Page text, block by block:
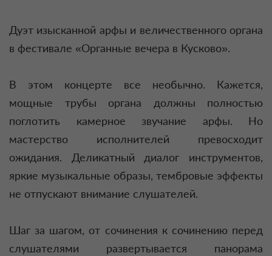
Дуэт изысканной арфы и величественного органа
в фестивале «Органные вечера в Кусково».
В этом концерте все необычно. Кажется,
мощные трубы органа должны полностью
поглотить камерное звучание арфы. Но
мастерство исполнителей превосходит
ожидания. Деликатный диалог инструментов,
яркие музыкальные образы, тембровые эффекты
не отпускают внимание слушателей.
Шаг за шагом, от сочинения к сочинению перед
слушателями развертывается панорама